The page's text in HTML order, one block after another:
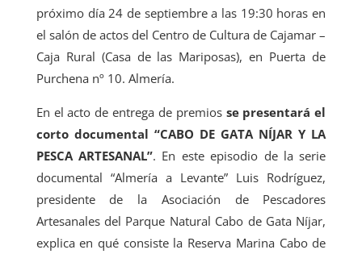
próximo día 24 de septiembre a las 19:30 horas en
el salón de actos del Centro de Cultura de Cajamar –
Caja Rural (Casa de las Mariposas), en Puerta de
Purchena nº 10. Almería.
En el acto de entrega de premios se presentará el
corto documental “CABO DE GATA NÍJAR Y LA
PESCA ARTESANAL”. En este episodio de la serie
documental “Almería a Levante” Luis Rodríguez,
presidente de la Asociación de Pescadores
Artesanales del Parque Natural Cabo de Gata Níjar,
explica en qué consiste la Reserva Marina Cabo de